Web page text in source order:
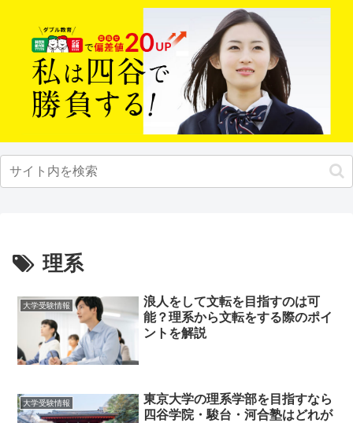
理系
大学受験情報
浪人をして文転を目指すのは可
能？理系から文転をする際のポイ
ントを解説
大学受験情報
東京大学の理系学部を目指すなら
四谷学院・駿台・河合塾はどれが